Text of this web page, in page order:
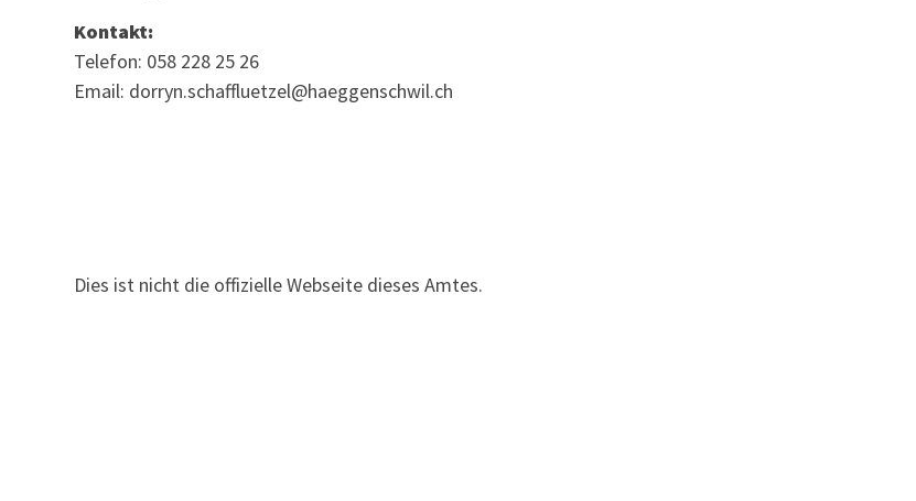
Kontakt:
Telefon: 058 228 25 26
Email: dorryn.schaffluetzel@haeggenschwil.ch
Dies ist nicht die offizielle Webseite dieses Amtes.